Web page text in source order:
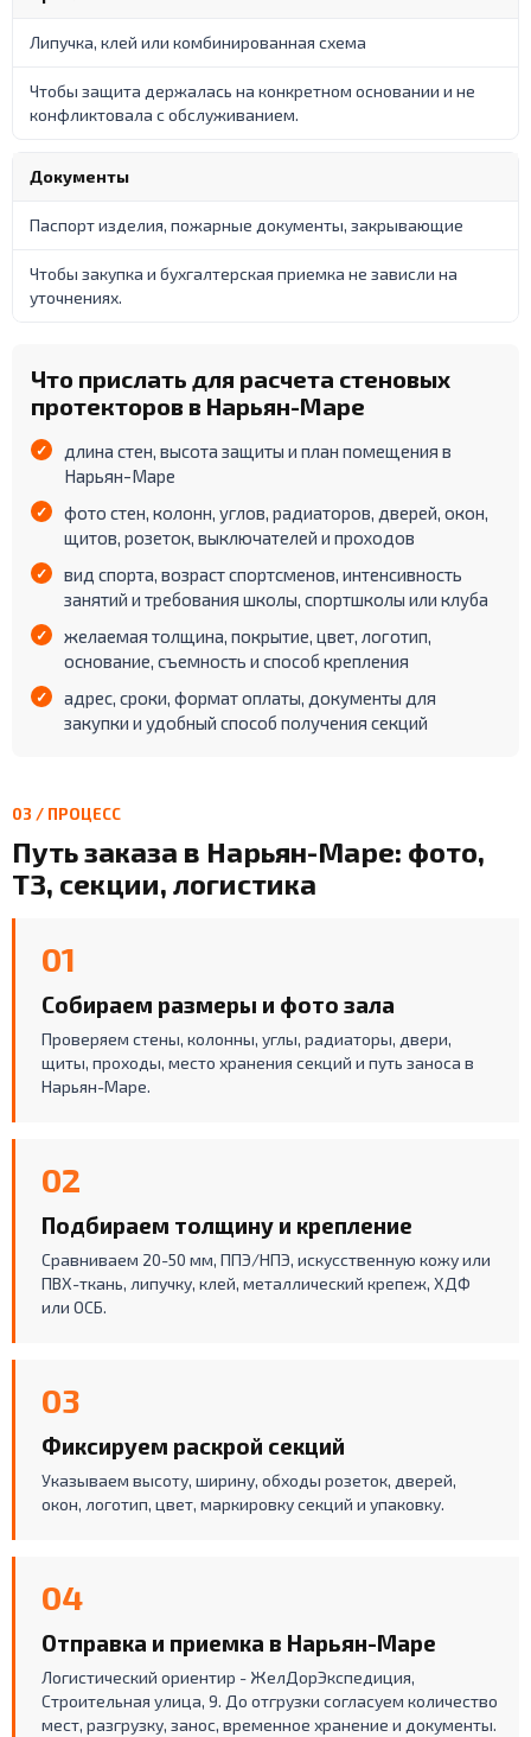
Липучка, клей или комбинированная схема
Чтобы защита держалась на конкретном основании и не
конфликтовала с обслуживанием.
Документы
Паспорт изделия, пожарные документы, закрывающие
Чтобы закупка и бухгалтерская приемка не зависли на
уточнениях.
Что прислать для расчета стеновых
протекторов в Нарьян-Маре
длина стен, высота защиты и план помещения в
Нарьян-Маре
фото стен, колонн, углов, радиаторов, дверей, окон,
щитов, розеток, выключателей и проходов
вид спорта, возраст спортсменов, интенсивность
занятий и требования школы, спортшколы или клуба
желаемая толщина, покрытие, цвет, логотип,
основание, съемность и способ крепления
адрес, сроки, формат оплаты, документы для
закупки и удобный способ получения секций
03 / ПРОЦЕСС
Путь заказа в Нарьян-Маре: фото,
ТЗ, секции, логистика
01
Собираем размеры и фото зала
Проверяем стены, колонны, углы, радиаторы, двери,
щиты, проходы, место хранения секций и путь заноса в
Нарьян-Маре.
02
Подбираем толщину и крепление
Сравниваем 20-50 мм, ППЭ/НПЭ, искусственную кожу или
ПВХ-ткань, липучку, клей, металлический крепеж, ХДФ
или ОСБ.
03
Фиксируем раскрой секций
Указываем высоту, ширину, обходы розеток, дверей,
окон, логотип, цвет, маркировку секций и упаковку.
04
Отправка и приемка в Нарьян-Маре
Логистический ориентир - ЖелДорЭкспедиция,
Строительная улица, 9. До отгрузки согласуем количество
мест, разгрузку, занос, временное хранение и документы.